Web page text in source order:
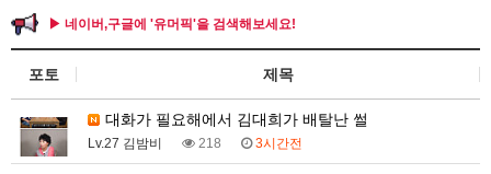
▶ 네이버,구글에 '유머픽'을 검색해보세요!
포토 제목
대화가 필요해에서 김대희가 배탈난 썰
Lv.27 김밤비 218 3시간전